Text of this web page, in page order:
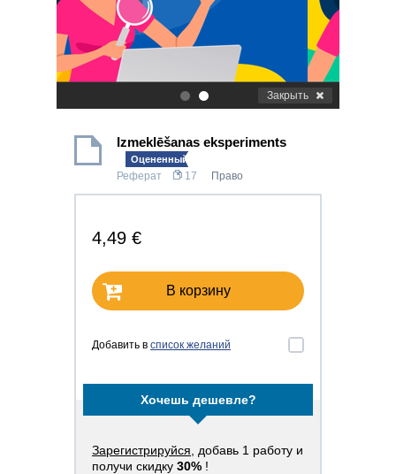
. Закрыть
Izmeklēšanas eksperiments
Оцененный!
Реферат 17 Право
4,49 €
В корзину
Добавить в список желаний
Хочешь дешевле?
Зарегистрируйся , добавь 1 работу и
получи скидку 30% !